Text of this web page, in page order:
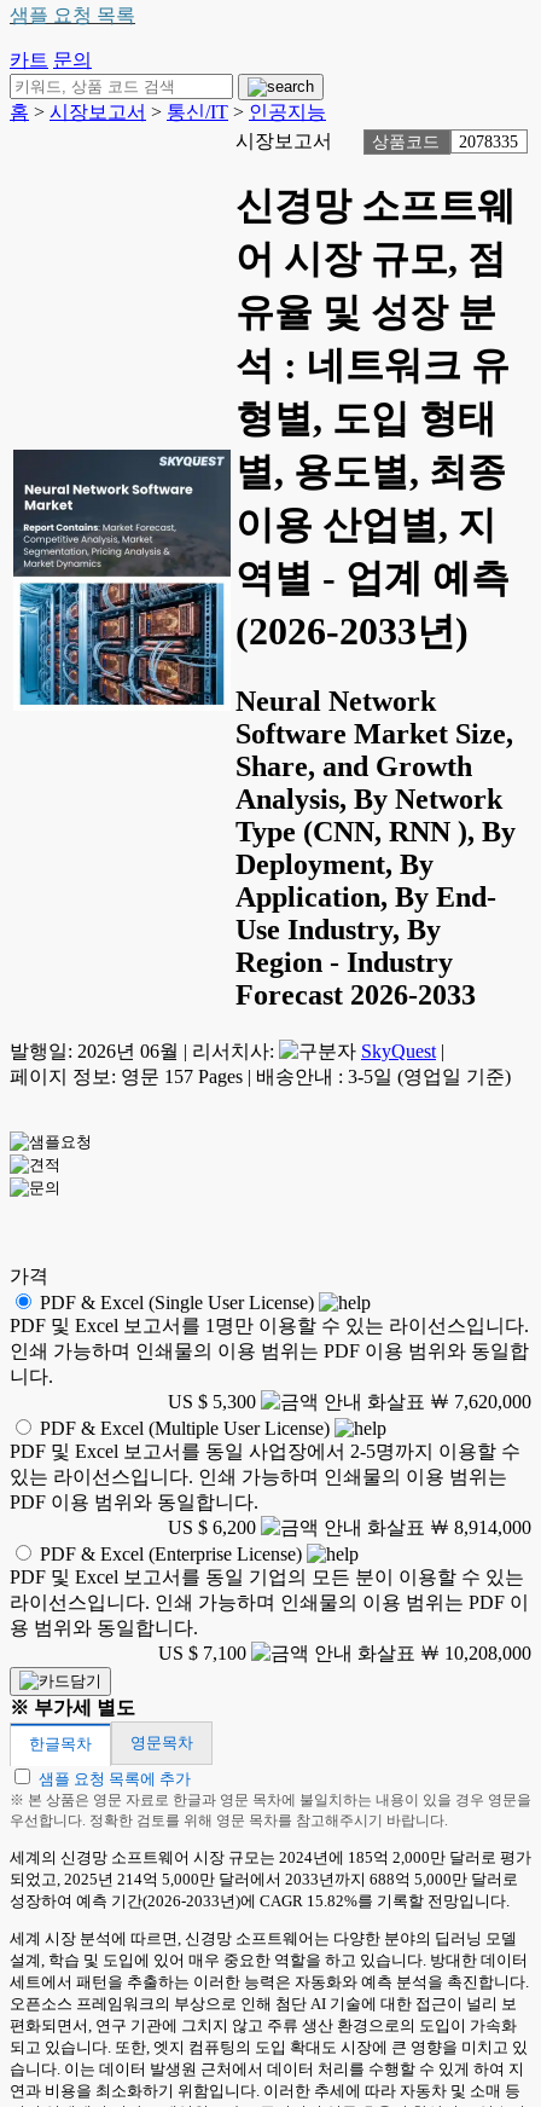
샘플 요청 목록
카트 문의
홈 > 시장보고서 > 통신/IT > 인공지능
시장보고서
상품코드 2078335
신경망 소프트웨
어 시장 규모, 점
유율 및 성장 분
석 : 네트워크 유
형별, 도입 형태
별, 용도별, 최종
이용 산업별, 지
역별 - 업계 예측
(2026-2033년)
Neural Network
Software Market Size,
Share, and Growth
Analysis, By Network
Type (CNN, RNN ), By
Deployment, By
Application, By End-
Use Industry, By
Region - Industry
Forecast 2026-2033
발행일: 2026년 06월 | 리서치사: SkyQuest |
페이지 정보: 영문 157 Pages | 배송안내 : 3-5일 (영업일 기준)
가격
PDF & Excel (Single User License)
PDF 및 Excel 보고서를 1명만 이용할 수 있는 라이선스입니다.
인쇄 가능하며 인쇄물의 이용 범위는 PDF 이용 범위와 동일합
니다.
US $ 5,300
￦ 7,620,000
PDF & Excel (Multiple User License)
PDF 및 Excel 보고서를 동일 사업장에서 2-5명까지 이용할 수
있는 라이선스입니다. 인쇄 가능하며 인쇄물의 이용 범위는
PDF 이용 범위와 동일합니다.
US $ 6,200
￦ 8,914,000
PDF & Excel (Enterprise License)
PDF 및 Excel 보고서를 동일 기업의 모든 분이 이용할 수 있는
라이선스입니다. 인쇄 가능하며 인쇄물의 이용 범위는 PDF 이
용 범위와 동일합니다.
US $ 7,100
￦ 10,208,000
※ 부가세 별도
한글목차
영문목차
샘플 요청 목록에 추가
※ 본 상품은 영문 자료로 한글과 영문 목차에 불일치하는 내용이 있을 경우 영문을
우선합니다. 정확한 검토를 위해 영문 목차를 참고해주시기 바랍니다.
세계의 신경망 소프트웨어 시장 규모는 2024년에 185억 2,000만 달러로 평가
되었고, 2025년 214억 5,000만 달러에서 2033년까지 688억 5,000만 달러로
성장하여 예측 기간(2026-2033년)에 CAGR 15.82%를 기록할 전망입니다.
세계 시장 분석에 따르면, 신경망 소프트웨어는 다양한 분야의 딥러닝 모델
설계, 학습 및 도입에 있어 매우 중요한 역할을 하고 있습니다. 방대한 데이터
세트에서 패턴을 추출하는 이러한 능력은 자동화와 예측 분석을 촉진합니다.
오픈소스 프레임워크의 부상으로 인해 첨단 AI 기술에 대한 접근이 널리 보
편화되면서, 연구 기관에 그치지 않고 주류 생산 환경으로의 도입이 가속화
되고 있습니다. 또한, 엣지 컴퓨팅의 도입 확대도 시장에 큰 영향을 미치고 있
습니다. 이는 데이터 발생원 근처에서 데이터 처리를 수행할 수 있게 하여 지
연과 비용을 최소화하기 위함입니다. 이러한 추세에 따라 자동차 및 소매 등